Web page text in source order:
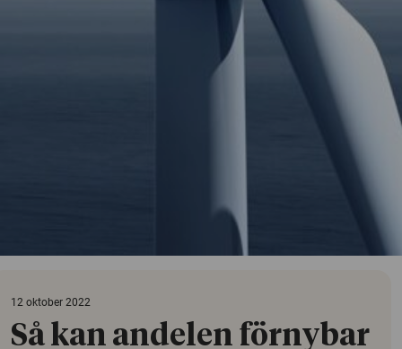
12 oktober 2022
Så kan andelen förnybar